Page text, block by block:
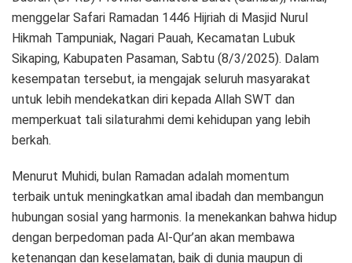
menggelar Safari Ramadan 1446 Hijriah di Masjid Nurul
Hikmah Tampuniak, Nagari Pauah, Kecamatan Lubuk
Sikaping, Kabupaten Pasaman, Sabtu (8/3/2025). Dalam
kesempatan tersebut, ia mengajak seluruh masyarakat
untuk lebih mendekatkan diri kepada Allah SWT dan
memperkuat tali silaturahmi demi kehidupan yang lebih
berkah.
Menurut Muhidi, bulan Ramadan adalah momentum
terbaik untuk meningkatkan amal ibadah dan membangun
hubungan sosial yang harmonis. Ia menekankan bahwa hidup
dengan berpedoman pada Al-Qur’an akan membawa
ketenangan dan keselamatan, baik di dunia maupun di